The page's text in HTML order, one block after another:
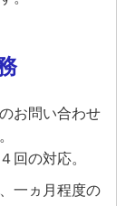
お問い合わせ
回の対応。
一ヵ月程度の